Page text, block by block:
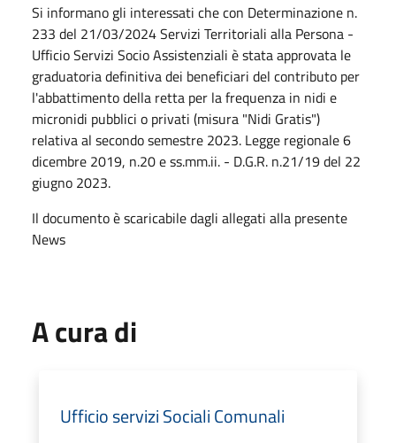
Si informano gli interessati che con Determinazione n.
233 del 21/03/2024 Servizi Territoriali alla Persona -
Ufficio Servizi Socio Assistenziali è stata approvata le
graduatoria definitiva dei beneficiari del contributo per
l'abbattimento della retta per la frequenza in nidi e
micronidi pubblici o privati (misura "Nidi Gratis")
relativa al secondo semestre 2023. Legge regionale 6
dicembre 2019, n.20 e ss.mm.ii. - D.G.R. n.21/19 del 22
giugno 2023.
Il documento è scaricabile dagli allegati alla presente
News
A cura di
Ufficio servizi Sociali Comunali